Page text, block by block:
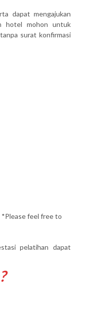
dapat mengajukan
hotel mohon untuk
surat konfirmasi
*Please feel free to
pelatihan dapat